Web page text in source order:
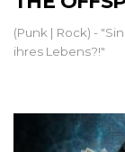
(Punk | Rock) -
ihres Lebens?!"